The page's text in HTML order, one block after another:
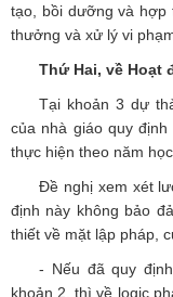
tạo, bồi dưỡng và hợp
thưởng và xử lý vi
Thứ Hai, về Hoạt
Tại khoản 3 dự
của nhà giáo quy
thực hiện theo năm
Đề nghị xem xét
định này không bảo
thiết về mặt lập pháp,
- Nếu đã quy
khoản 2, thì về logic